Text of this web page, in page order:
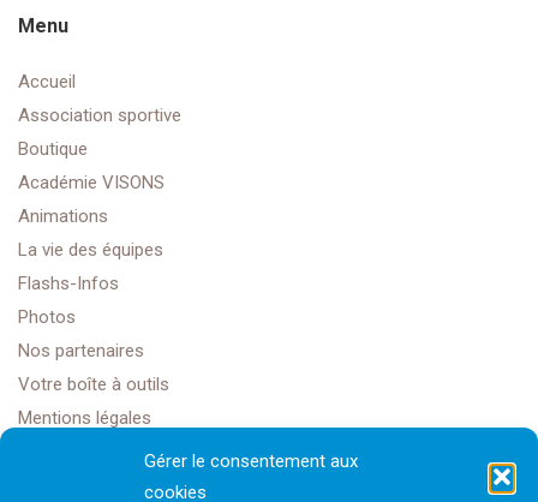
Gérer le consentement aux
cookies
Menu
Accueil
Association sportive
Boutique
Académie VISONS
Animations
La vie des équipes
Flashs-Infos
Photos
Nos partenaires
Votre boîte à outils
Mentions légales